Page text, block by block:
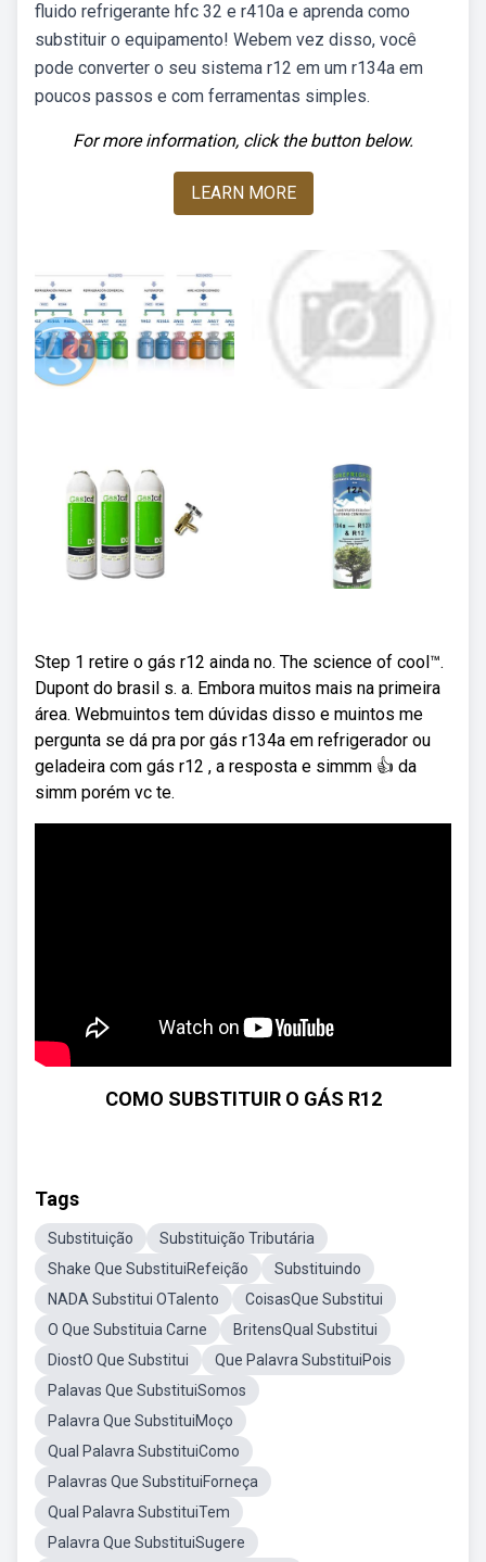
fluido refrigerante hfc 32 e r410a e aprenda como
substituir o equipamento! Webem vez disso, você
pode converter o seu sistema r12 em um r134a em
poucos passos e com ferramentas simples.
For more information, click the button below.
LEARN MORE
Step 1 retire o gás r12 ainda no. The science of cool™.
Dupont do brasil s. a. Embora muitos mais na primeira
área. Webmuintos tem dúvidas disso e muintos me
pergunta se dá pra por gás r134a em refrigerador ou
geladeira com gás r12 , a resposta e simmm 👍 da
simm porém vc te.
COMO SUBSTITUIR O GÁS R12
Tags
Substituição
Substituição Tributária
Shake Que SubstituiRefeição
Substituindo
NADA Substitui OTalento
CoisasQue Substitui
O Que Substituia Carne
BritensQual Substitui
DiostO Que Substitui
Que Palavra SubstituiPois
Palavas Que SubstituiSomos
Palavra Que SubstituiMoço
Qual Palavra SubstituiComo
Palavras Que SubstituiForneça
Qual Palavra SubstituiTem
Palavra Que SubstituiSugere